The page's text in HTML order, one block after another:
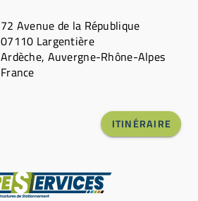
72 Avenue de la République
07110 Largentière
Ardèche, Auvergne-Rhône-Alpes
France
ITINÉRAIRE